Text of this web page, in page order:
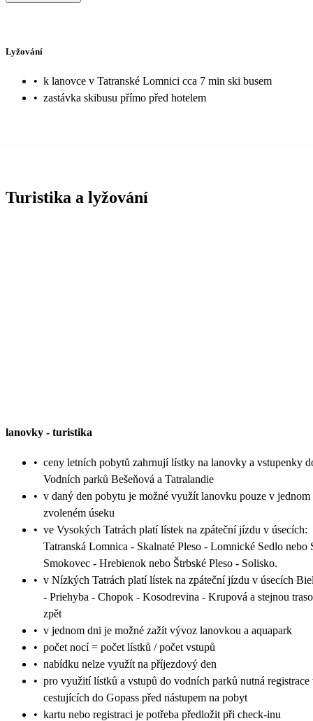
Lyžování
• k lanovce v Tatranské Lomnici cca 7 min ski busem
• zastávka skibusu přímo před hotelem
Turistika a lyžování
lanovky - turistika
• ceny letních pobytů zahrnují lístky na lanovky a vstupenky
Vodních parků Bešeňová a Tatralandie
• v daný den pobytu je možné využít lanovku pouze v jednom
zvoleném úseku
• ve Vysokých Tatrách platí lístek na zpáteční jízdu v úsecích:
Tatranská Lomnica - Skalnaté Pleso - Lomnické Sedlo nebo
Smokovec - Hrebienok nebo Štrbské Pleso - Solisko.
• v Nízkých Tatrách platí lístek na zpáteční jízdu v úsecích
- Priehyba - Chopok - Kosodrevina - Krupová a stejnou
zpět
• v jednom dni je možné zažít vývoz lanovkou a aquapark
• počet nocí = počet lístků / počet vstupů
• nabídku nelze využít na příjezdový den
• pro využití lístků a vstupů do vodních parků nutná registrace
cestujících do Gopass před nástupem na pobyt
• kartu nebo registraci je potřeba předložit při check-inu